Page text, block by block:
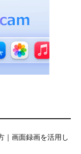
｜画面録画を活用し